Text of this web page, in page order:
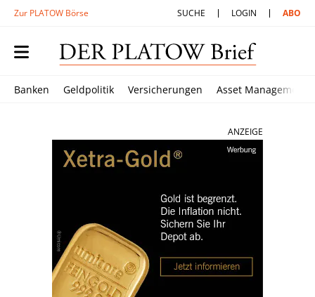
Zur PLATOW Börse SUCHE LOGIN ABO
Banken Geldpolitik Versicherungen Asset Management
ANZEIGE